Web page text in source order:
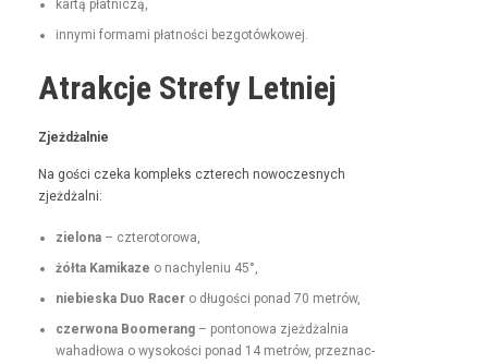
kartą płat­niczą,
inny­mi for­ma­mi płat­noś­ci bezgotówkowej.
Atrakcje Strefy Letniej
Zjeżdżal­nie
Na goś­ci czeka kom­pleks czterech nowoczes­nych
zjeżdżalni:
zielona– czterotorowa,
żół­ta Kamikaze o nachyle­niu 45°,
niebies­ka Duo Rac­ero dłu­goś­ci pon­ad 70 metrów,
czer­wona Boomerang– pontonowa zjeżdżal­nia
wahadłowa o wysokoś­ci pon­ad 14 metrów, przez­nac­